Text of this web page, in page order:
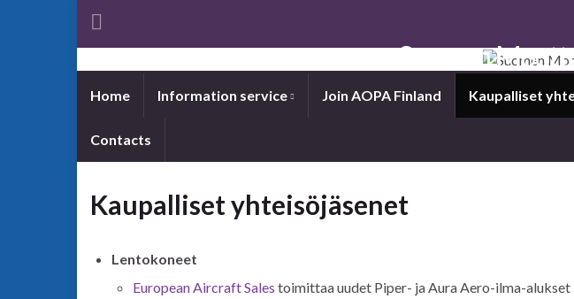
Suomen
Home Information service Join AOPA Finland Kaupalliset
Contacts
Kaupalliset yhteisöjäsenet
Lentokoneet
European Aircraft Sales toimittaa uudet Piper- ja Aura Aero-ilma-